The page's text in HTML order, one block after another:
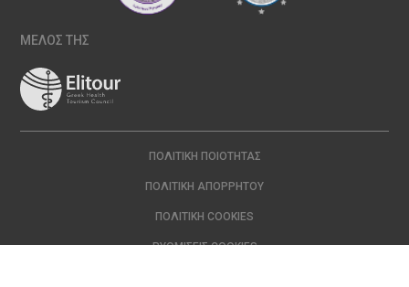
ΜΕΛΟΣ ΤΗΣ
ΠΟΛΙΤΙΚΉ ΠΟΙΌΤΗΤΑΣ
ΠΟΛΙΤΙΚΉ ΑΠΟΡΡΉΤΟΥ
ΠΟΛΙΤΙΚΉ COOKIES
ΡΥΘΜΊΣΕΙΣ COOKIES